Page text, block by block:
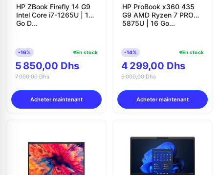
HP ZBook Firefly 14 G9
Intel Core i7-1265U | 16
Go D...
-16% En stock
5 850,00 Dhs
7 000,00 Dhs
Acheter maintenant
HP ProBook x360 435
G9 AMD Ryzen 7 PRO
5875U | 16 Go...
-14% En stock
4 299,00 Dhs
5 000,00 Dhs
Acheter maintenant